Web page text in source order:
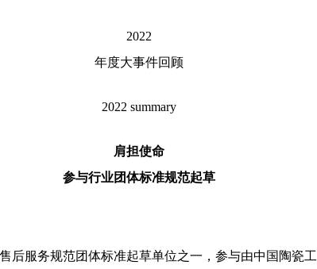
2022
年度大事件回顾
2022 summary
肩担使命
参与行业团体标准规范起草
服务规范团体标准起草单位之一，参与由中国陶瓷